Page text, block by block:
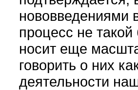
нововведениями
процесс не
носит еще
говорить о них
деятельности